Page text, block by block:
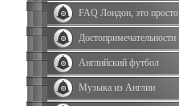
FAQ Лондон, это просто
Достопримечательности
Английский футбол
Музыка из Англии